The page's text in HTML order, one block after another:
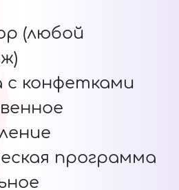
(любой
с конфетками
программа